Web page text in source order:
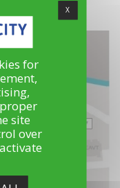
X
for
site
over